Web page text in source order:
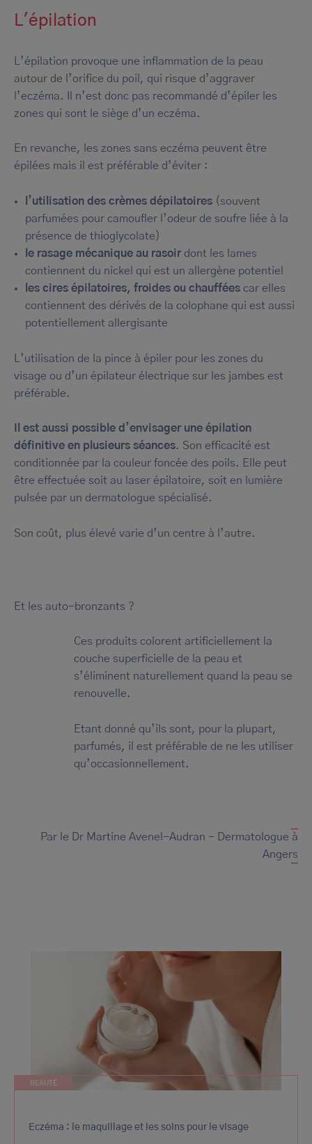
L'épilation
L’épilation provoque une inflammation de la peau
autour de l’orifice du poil, qui risque d’aggraver
l’eczéma. Il n’est donc pas recommandé d’épiler les
zones qui sont le siège d’un eczéma.
En revanche, les zones sans eczéma peuvent être
épilées mais il est préférable d’éviter :
l’utilisation des crèmes dépilatoires (souvent
parfumées pour camoufler l’odeur de soufre liée à la
présence de thioglycolate)
le rasage mécanique au rasoirdont les lames
contiennent du nickel qui est un allergène potentiel
les cires épilatoires, froides ou chauffées car elles
contiennent des dérivés de la colophane qui est aussi
potentiellement allergisante
L’utilisation de la pince à épiler pour les zones du
visage ou d’un épilateur électrique sur les jambes est
préférable.
Il est aussi possible d’envisager une épilation
définitive en plusieurs séances. Son efficacité est
conditionnée par la couleur foncée des poils. Elle peut
être effectuée soit au laser épilatoire, soit en lumière
pulsée par un dermatologue spécialisé.
Son coût, plus élevé varie d’un centre à l’autre.
Et les auto-bronzants ?
Ces produits colorent artificiellement la
couche superficielle de la peau et
s’éliminent naturellement quand la peau se
renouvelle.
Etant donné qu’ils sont, pour la plupart,
parfumés, il est préférable de ne les utiliser
qu’occasionnellement.
Par le Dr Martine Avenel-Audran - Dermatologue à
Angers
BEAUTÉ
Eczéma : le maquillage et les soins pour le visage